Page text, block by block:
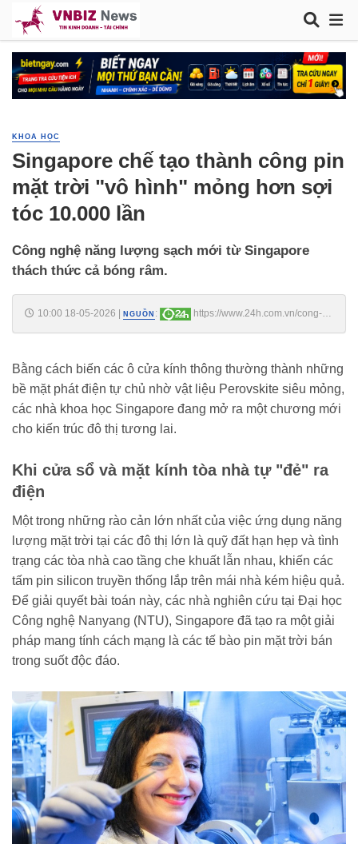
KHOA HỌC
Singapore chế tạo thành công pin
mặt trời "vô hình" mỏng hơn sợi
tóc 10.000 lần
Công nghệ năng lượng sạch mới từ Singapore
thách thức cả bóng râm.
10:00 18-05-2026 NGUỒN :
https://www.24h.com.vn/cong-
Bằng cách biến các ô cửa kính thông thường thành những
bề mặt phát điện tự chủ nhờ vật liệu Perovskite siêu mỏng,
các nhà khoa học Singapore đang mở ra một chương mới
cho kiến trúc đô thị tương lai.
Khi cửa sổ và mặt kính tòa nhà tự "đẻ" ra
điện
Một trong những rào cản lớn nhất của việc ứng dụng năng
lượng mặt trời tại các đô thị lớn là quỹ đất hạn hẹp và tình
trạng các tòa nhà cao tầng che khuất lẫn nhau, khiến các
tấm pin silicon truyền thống lắp trên mái nhà kém hiệu quả.
Để giải quyết bài toán này, các nhà nghiên cứu tại Đại học
Công nghệ Nanyang (NTU), Singapore đã tạo ra một giải
pháp mang tính cách mạng là các tế bào pin mặt trời bán
trong suốt độc đáo.